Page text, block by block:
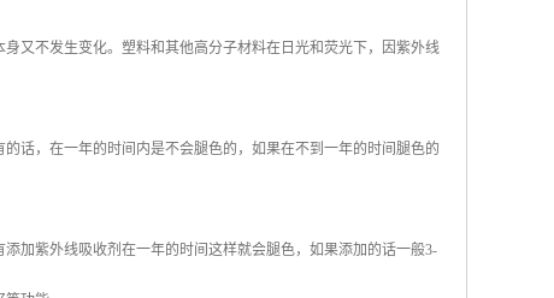
又不发生变化。塑料和其他高分子材料在日光和荧光下，因紫外线
话，在一年的时间内是不会腿色的，如果在不到一年的时间腿色的
加紫外线吸收剂在一年的时间这样就会腿色，如果添加的话一般3-